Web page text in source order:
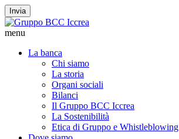
Invia
menu
La banca
Chi siamo
La storia
Organi sociali
Bilanci
Il Gruppo BCC Iccrea
La Sostenibilità
Etica di Gruppo e Whistleblowing